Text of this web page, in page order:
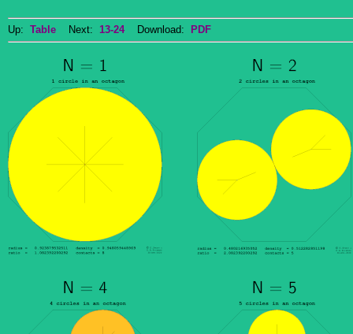
Up: Table Next: 13-24Download: PDF